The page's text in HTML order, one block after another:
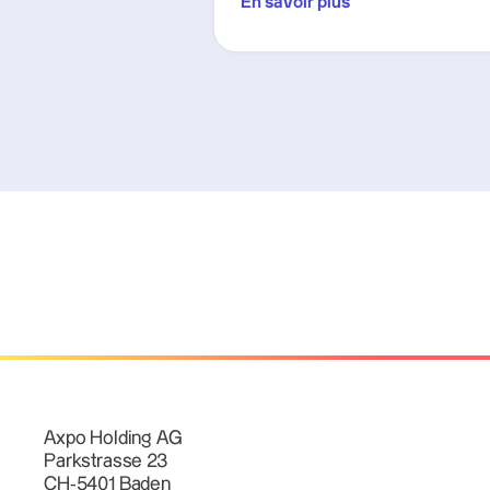
Axpo Holding AG
Parkstrasse 23
CH-5401 Baden